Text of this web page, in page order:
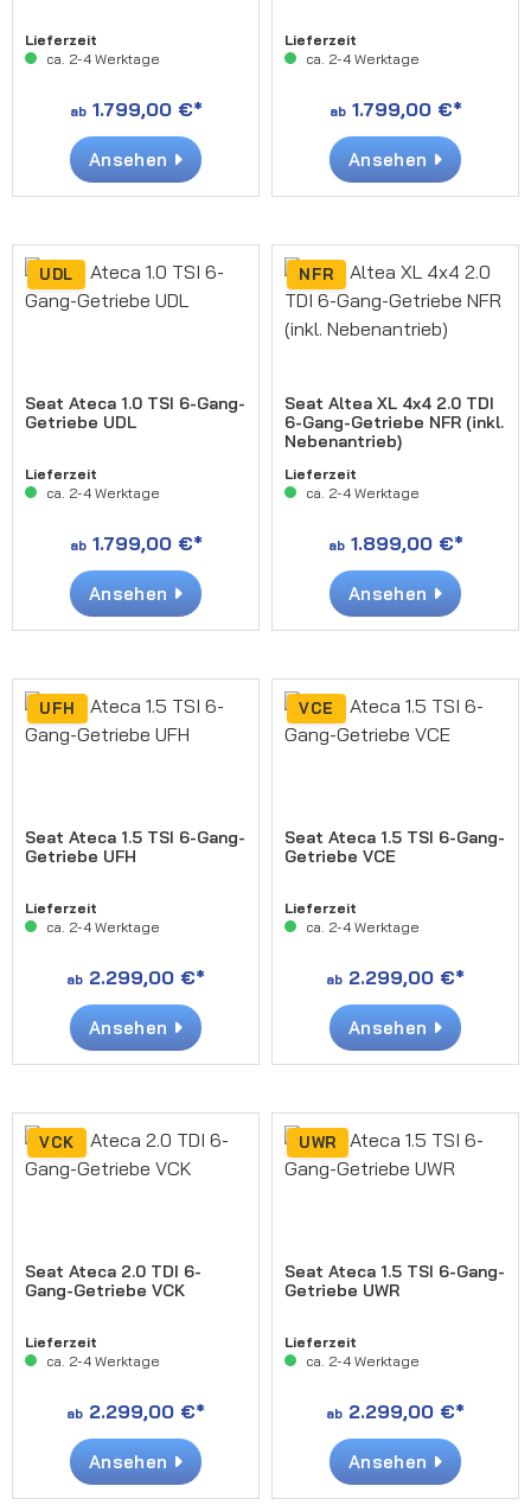
Lieferzeit
ca. 2-4 Werktage
ab1.799,00 €*
Ansehen
Lieferzeit
ca. 2-4 Werktage
ab1.799,00 €*
Ansehen
UDL
Seat Ateca 1.0 TSI 6-Gang-
Getriebe UDL
Lieferzeit
ca. 2-4 Werktage
ab1.799,00 €*
Ansehen
NFR
Seat Altea XL 4x4 2.0 TDI
6-Gang-Getriebe NFR (inkl.
Nebenantrieb)
Lieferzeit
ca. 2-4 Werktage
ab1.899,00 €*
Ansehen
UFH
Seat Ateca 1.5 TSI 6-Gang-
Getriebe UFH
Lieferzeit
ca. 2-4 Werktage
ab 2.299,00 €*
Ansehen
VCE
Seat Ateca 1.5 TSI 6-Gang-
Getriebe VCE
Lieferzeit
ca. 2-4 Werktage
ab 2.299,00 €*
Ansehen
VCK
Seat Ateca 2.0 TDI 6-
Gang-Getriebe VCK
Lieferzeit
ca. 2-4 Werktage
ab 2.299,00 €*
Ansehen
UWR
Seat Ateca 1.5 TSI 6-Gang-
Getriebe UWR
Lieferzeit
ca. 2-4 Werktage
ab 2.299,00 €*
Ansehen